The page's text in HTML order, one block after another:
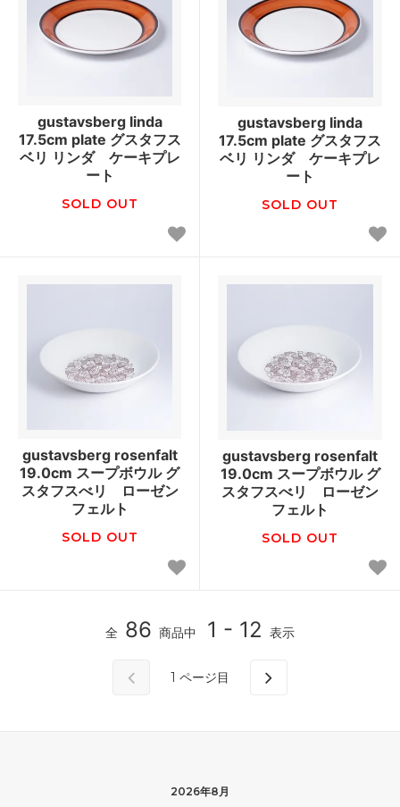
gustavsberg linda
17.5cm plate グスタフス
ベリ リンダ ケーキプレ
ート
SOLD OUT
gustavsberg linda
17.5cm plate グスタフス
ベリ リンダ ケーキプレ
ート
SOLD OUT
gustavsberg rosenfalt
19.0cm スープボウル グ
スタフスべリ ローゼン
フェルト
SOLD OUT
gustavsberg rosenfalt
19.0cm スープボウル グ
スタフスべリ ローゼン
フェルト
SOLD OUT
全 86 商品中 1 - 12 表示
1 ページ目
2026年8月